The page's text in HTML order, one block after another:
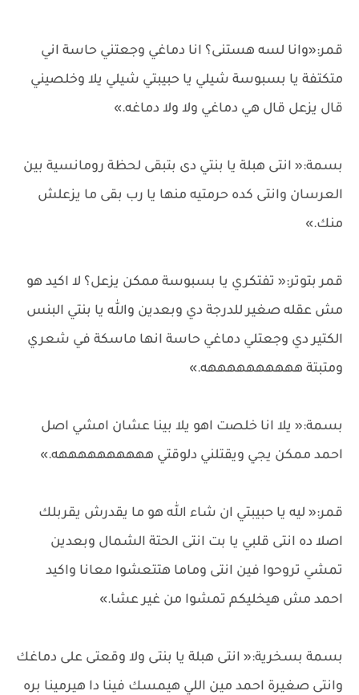
قمر:«وانا لسه هستنى؟ انا دماغي وجعتني حاسة اني
متكتفة يا بسبوسة شيلي يا حبيبتي شيلي يلا وخلصيني
قال يزعل قال هي دماغي ولا ولا دماغه.»
بسمة:« انتى هبلة يا بنتي دى بتبقى لحظة رومانسية بين
العرسان وانتى كده حرمتيه منها يا رب بقى ما يزعلش
منك.»
قمر بتوتر:« تفتكري يا بسبوسة ممكن يزعل؟ لا اكيد هو
مش عقله صغير للدرجة دي وبعدين والله يا بنتي البنس
الكتير دي وجعتلي دماغي حاسة انها ماسكة في شعري
ومتبتة ههههههههههه.»
بسمة:« يلا انا خلصت اهو يلا بينا عشان امشي اصل
احمد ممكن يجي ويقتلني دلوقتي ههههههههههه.»
قمر:« ليه يا حبيبتي ان شاء الله هو ما يقدرش يقربلك
اصلا ده انتى قلبي يا بت انتى الحتة الشمال وبعدين
تمشي تروحوا فين انتى وماما هتتعشوا معانا واكيد
احمد مش هيخليكم تمشوا من غير عشا.»
بسمة بسخرية:« انتى هبلة يا بنتى ولا وقعتى على دماغك
وانتى صغيرة احمد مين اللي هيمسك فينا دا هيرمينا بره